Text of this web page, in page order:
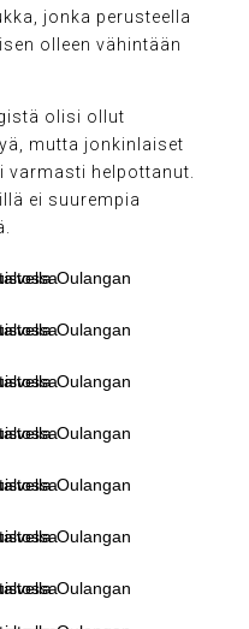
jonka perusteella
olleen vähintään
olisi ollut
mutta jonkinlaiset
helpottanut.
ei suurempia